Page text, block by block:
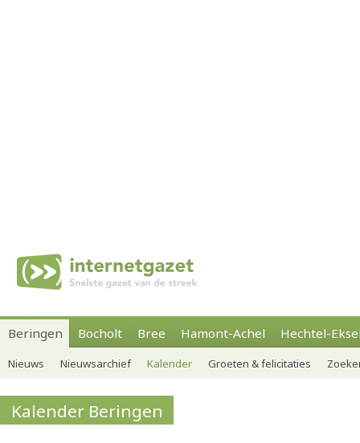
Beringen Bocholt Bree Hamont-Achel Hechtel-
Nieuws Nieuwsarchief Kalender Groeten & felicitaties
Kalender Beringen